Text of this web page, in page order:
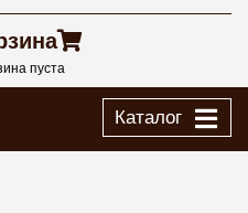
пуста
Каталог